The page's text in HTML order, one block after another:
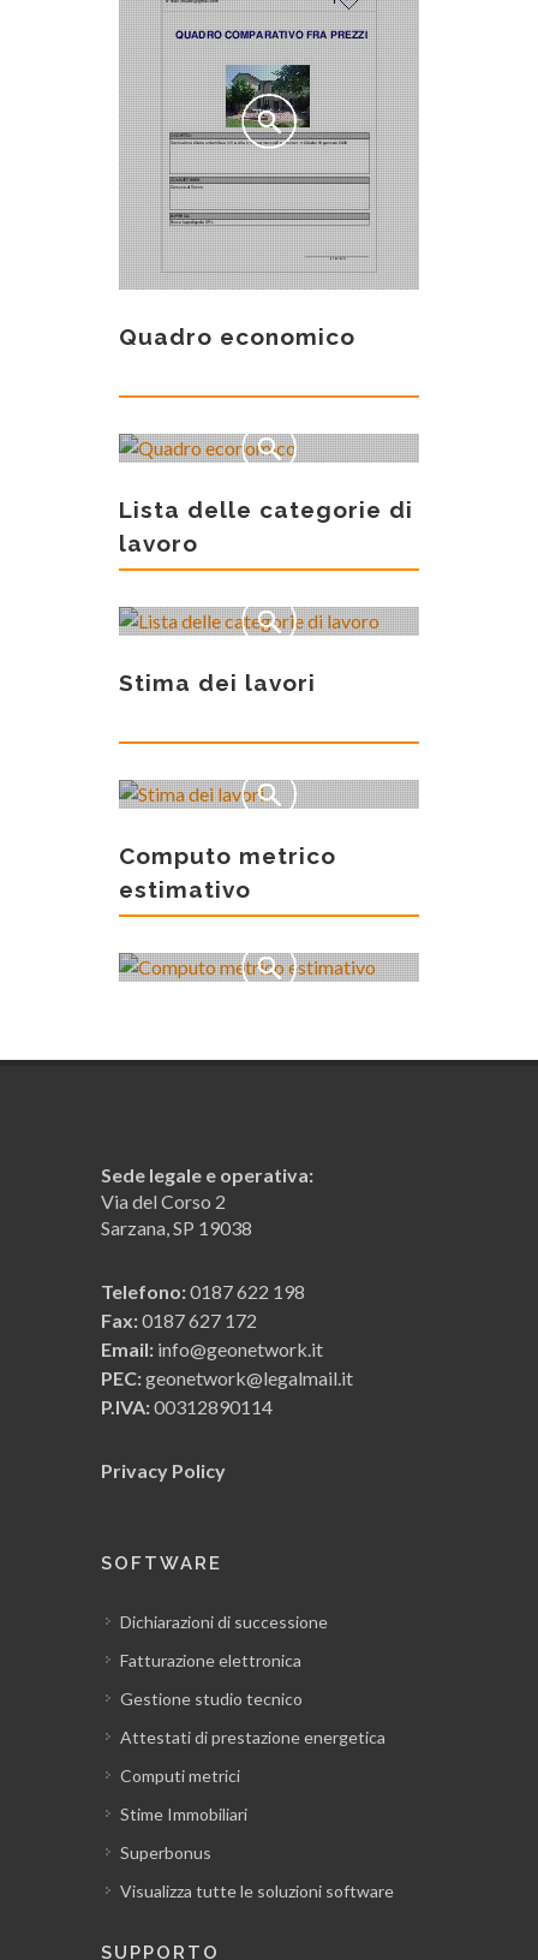
Quadro economico
Lista delle categorie di
lavoro
Stima dei lavori
Computo metrico
estimativo
Sede legale e operativa:
Via del Corso 2
Sarzana, SP 19038
Telefono:0187 622 198
Fax:0187 627 172
Email: info@geonetwork.it
PEC:geonetwork@legalmail.it
P.IVA:00312890114
Privacy Policy
SOFTWARE
Dichiarazioni di successione
Fatturazione elettronica
Gestione studio tecnico
Attestati di prestazione energetica
Computi metrici
Stime Immobiliari
Superbonus
Visualizza tutte le soluzioni software
SUPPORTO